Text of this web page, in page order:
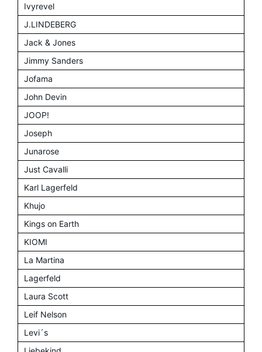
Ivyrevel
J.LINDEBERG
Jack & Jones
Jimmy Sanders
Jofama
John Devin
JOOP!
Joseph
Junarose
Just Cavalli
Karl Lagerfeld
Khujo
Kings on Earth
KIOMI
La Martina
Lagerfeld
Laura Scott
Leif Nelson
Levi´s